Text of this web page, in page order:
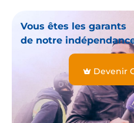
Vous êtes les garants
de notre
Devenir